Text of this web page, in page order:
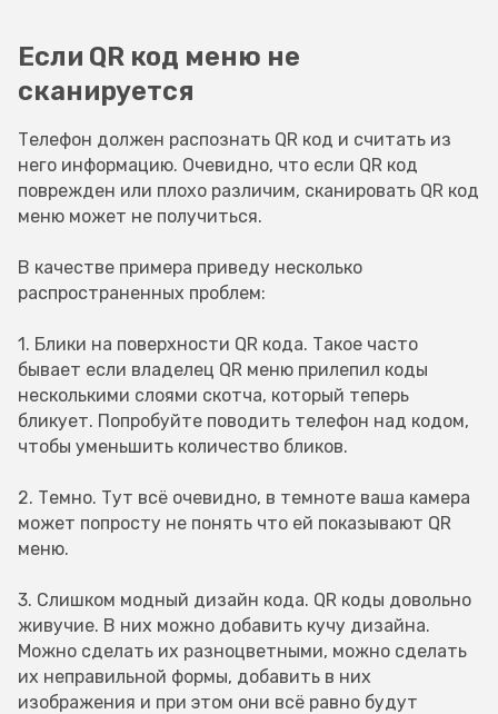
Если QR код меню не
сканируется
Телефон должен распознать QR код и считать из
него информацию. Очевидно, что если QR код
поврежден или плохо различим, сканировать QR код
меню может не получиться.
В качестве примера приведу несколько
распространенных проблем:
1. Блики на поверхности QR кода. Такое часто
бывает если владелец QR меню прилепил коды
несколькими слоями скотча, который теперь
бликует. Попробуйте поводить телефон над кодом,
чтобы уменьшить количество бликов.
2. Темно. Тут всё очевидно, в темноте ваша камера
может попросту не понять что ей показывают QR
меню.
3. Слишком модный дизайн кода. QR коды довольно
живучие. В них можно добавить кучу дизайна.
Можно сделать их разноцветными, можно сделать
их неправильной формы, добавить в них
изображения и при этом они всё равно будут